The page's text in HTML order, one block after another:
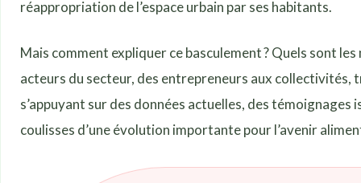
réappropriation de l’espace urbain par ses habitants.
Mais comment expliquer ce basculement ? Quels sont
acteurs du secteur, des entrepreneurs aux
s’appuyant sur des données actuelles, des
coulisses d’une évolution importante pour l’avenir